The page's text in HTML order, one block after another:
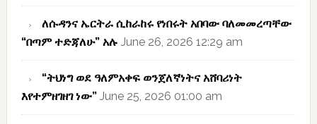
ለሱዳንና ኤርትራ ሲከራከሩ የነበሩት አበባው ባለመመረጣቸው
“በጣም ተድጃለሁ” አሉ June 26, 2026 12:29 am
“ትህነግ ወደ ዓለምአቀፍ ወንጀለኛነትና አሸባሪነት
እየተምዘገዘገ ነው” June 25, 2026 01:00 am